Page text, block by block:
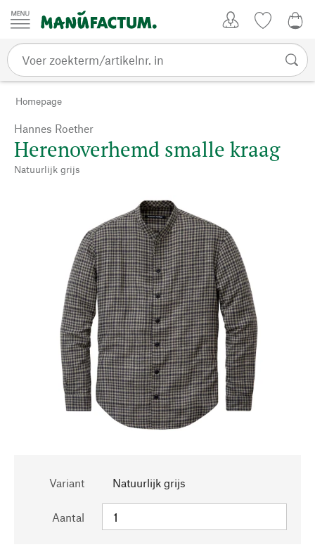
Passer au contenu
Homepage
Hannes Roether
Herenoverhemd smalle kraag
Natuurlijk grijs
Variant Natuurlijk grijs
Aantal